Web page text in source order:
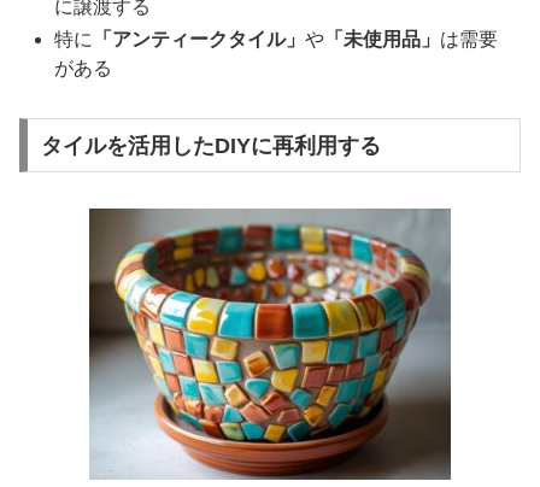
に譲渡する
特に
「アンティークタイル」や 「未使用品」 は需要
がある
タイルを活用したDIYに再利用する